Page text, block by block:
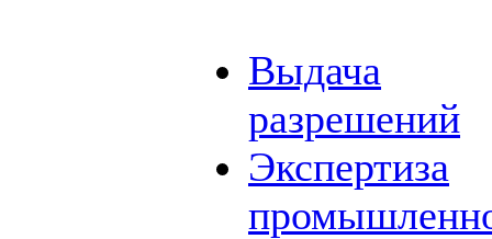
Выдача
разрешений
Экспертиза